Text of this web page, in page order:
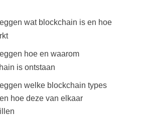
wat blockchain is en hoe
hoe en waarom
is ontstaan
welke blockchain types
hoe deze van elkaar